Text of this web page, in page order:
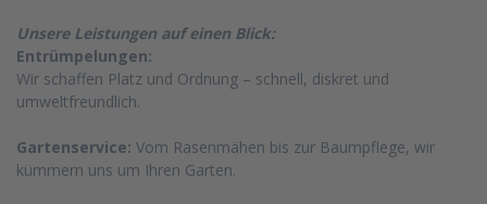
Unsere Leistungen auf einen Blick:
Entrümpelungen:
Wir schaffen Platz und Ordnung – schnell, diskret und
umweltfreundlich.
Gartenservice: Vom Rasenmähen bis zur Baumpflege, wir
kümmern uns um Ihren Garten.